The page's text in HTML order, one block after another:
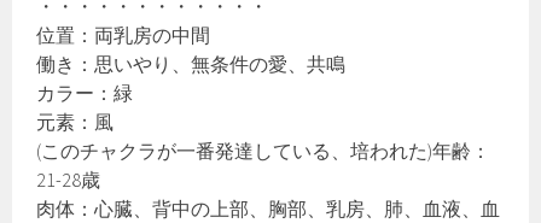
・・・・・・・・・・・・
位置：両乳房の中間
働き：思いやり、無条件の愛、共鳴
カラー：緑
元素：風
(このチャクラが一番発達している、培われた)年齢：
21-28歳
肉体：心臓、背中の上部、胸部、乳房、肺、血液、血